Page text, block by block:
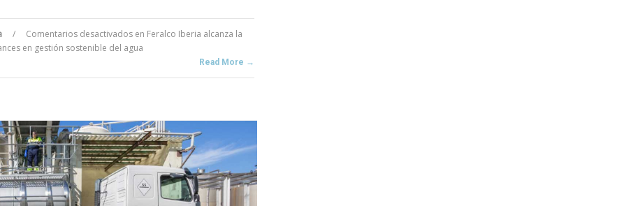
/ Comentarios desactivados en Feralco Iberia alcanza la
en gestión sostenible del agua
Read More →